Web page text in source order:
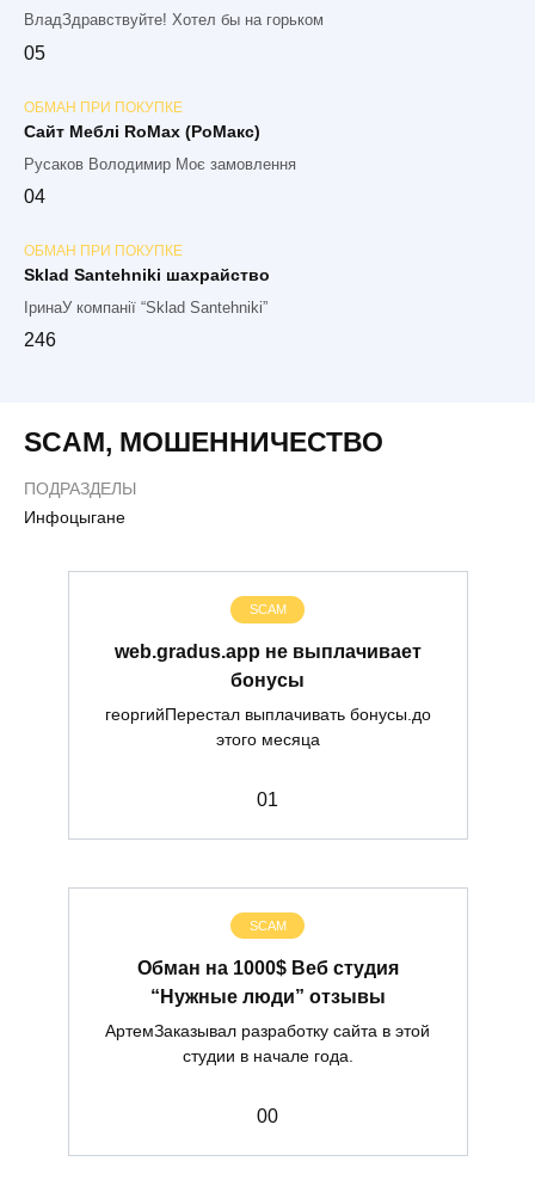
ВладЗдравствуйте! Хотел бы на горьком
05
ОБМАН ПРИ ПОКУПКЕ
Сайт Меблі RoMax (РоМакс)
Русаков Володимир Моє замовлення
04
ОБМАН ПРИ ПОКУПКЕ
Sklad Santehniki шахрайство
ІринаУ компанії “Sklad Santehniki”
246
SCAM, МОШЕННИЧЕСТВО
ПОДРАЗДЕЛЫ
Инфоцыгане
SCAM
web.gradus.app не выплачивает
бонусы
георгийПерестал выплачивать бонусы.до
этого месяца
01
SCAM
Обман на 1000$ Веб студия
“Нужные люди” отзывы
АртемЗаказывал разработку сайта в этой
студии в начале года.
00